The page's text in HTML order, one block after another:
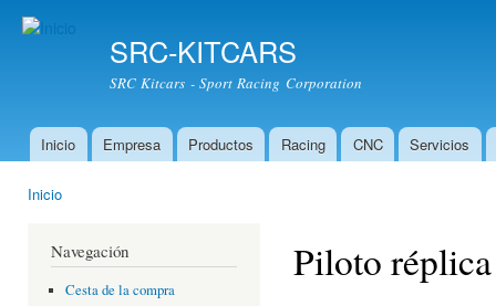
SRC-KITCARS
SRC Kitcars - Sport Racing Corporation
Menú principal
Inicio Empresa Productos Racing CNC Servicios
Inicio
Navegación
Cesta de la compra
Piloto